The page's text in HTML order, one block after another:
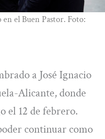
el Buen Pastor. Foto:
a José Ignacio
Alicante, donde
el 12 de febrero.
continuar como